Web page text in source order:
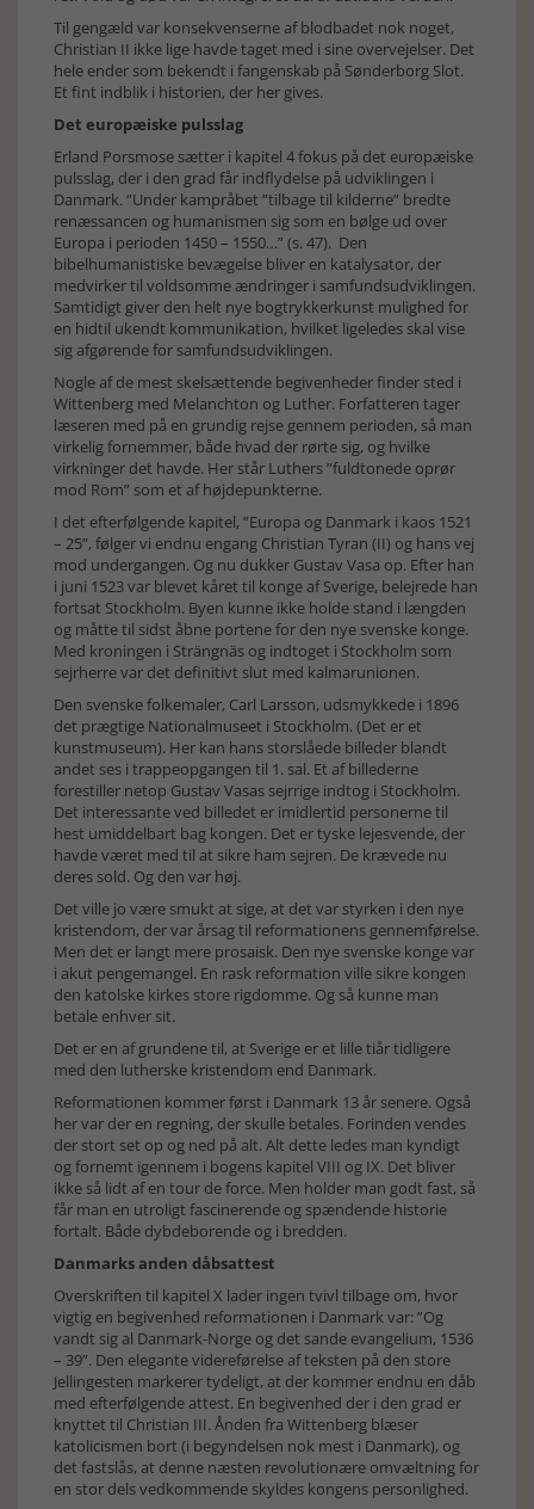
Til gengæld var konsekvenserne af blodbadet nok noget,
Christian II ikke lige havde taget med i sine overvejelser. Det
hele ender som bekendt i fangenskab på Sønderborg Slot.
Et fint indblik i historien, der her gives.
Det europæiske pulsslag
Erland Porsmose sætter i kapitel 4 fokus på det europæiske
pulsslag, der i den grad får indflydelse på udviklingen i
Danmark. ”Under kampråbet ”tilbage til kilderne” bredte
renæssancen og humanismen sig som en bølge ud over
Europa i perioden 1450 – 1550…” (s. 47). Den
bibelhumanistiske bevægelse bliver en katalysator, der
medvirker til voldsomme ændringer i samfundsudviklingen.
Samtidigt giver den helt nye bogtrykkerkunst mulighed for
en hidtil ukendt kommunikation, hvilket ligeledes skal vise
sig afgørende for samfundsudviklingen.
Nogle af de mest skelsættende begivenheder finder sted i
Wittenberg med Melanchton og Luther. Forfatteren tager
læseren med på en grundig rejse gennem perioden, så man
virkelig fornemmer, både hvad der rørte sig, og hvilke
virkninger det havde. Her står Luthers ”fuldtonede oprør
mod Rom” som et af højdepunkterne.
I det efterfølgende kapitel, ”Europa og Danmark i kaos 1521
– 25”, følger vi endnu engang Christian Tyran (II) og hans vej
mod undergangen. Og nu dukker Gustav Vasa op. Efter han
i juni 1523 var blevet kåret til konge af Sverige, belejrede han
fortsat Stockholm. Byen kunne ikke holde stand i længden
og måtte til sidst åbne portene for den nye svenske konge.
Med kroningen i Strängnäs og indtoget i Stockholm som
sejrherre var det definitivt slut med kalmarunionen.
Den svenske folkemaler, Carl Larsson, udsmykkede i 1896
det prægtige Nationalmuseet i Stockholm. (Det er et
kunstmuseum). Her kan hans storslåede billeder blandt
andet ses i trappeopgangen til 1. sal. Et af billederne
forestiller netop Gustav Vasas sejrrige indtog i Stockholm.
Det interessante ved billedet er imidlertid personerne til
hest umiddelbart bag kongen. Det er tyske lejesvende, der
havde været med til at sikre ham sejren. De krævede nu
deres sold. Og den var høj.
Det ville jo være smukt at sige, at det var styrken i den nye
kristendom, der var årsag til reformationens gennemførelse.
Men det er langt mere prosaisk. Den nye svenske konge var
i akut pengemangel. En rask reformation ville sikre kongen
den katolske kirkes store rigdomme. Og så kunne man
betale enhver sit.
Det er en af grundene til, at Sverige er et lille tiår tidligere
med den lutherske kristendom end Danmark.
Reformationen kommer først i Danmark 13 år senere. Også
her var der en regning, der skulle betales. Forinden vendes
der stort set op og ned på alt. Alt dette ledes man kyndigt
og fornemt igennem i bogens kapitel VIII og IX. Det bliver
ikke så lidt af en tour de force. Men holder man godt fast, så
får man en utroligt fascinerende og spændende historie
fortalt. Både dybdeborende og i bredden.
Danmarks anden dåbsattest
Overskriften til kapitel X lader ingen tvivl tilbage om, hvor
vigtig en begivenhed reformationen i Danmark var: ”Og
vandt sig al Danmark-Norge og det sande evangelium, 1536
– 39”. Den elegante videreførelse af teksten på den store
Jellingesten markerer tydeligt, at der kommer endnu en dåb
med efterfølgende attest. En begivenhed der i den grad er
knyttet til Christian III. Ånden fra Wittenberg blæser
katolicismen bort (i begyndelsen nok mest i Danmark), og
det fastslås, at denne næsten revolutionære omvæltning for
en stor dels vedkommende skyldes kongens personlighed.